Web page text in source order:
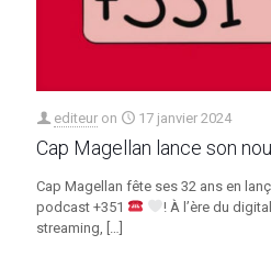
editeur on 17 janvier 2024
Cap Magellan lance son
Cap Magellan fête ses 32 ans en
podcast +351
! À l’ère du
streaming,